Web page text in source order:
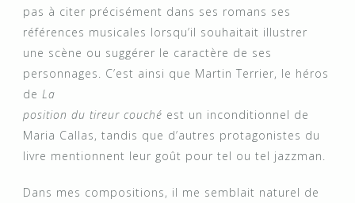
pas à citer précisément dans ses romans ses
références musicales lorsqu’il souhaitait illustrer
une scène ou suggérer le caractère de ses
personnages. C’est ainsi que Martin Terrier, le héros
de La
position du tireur couché est un inconditionnel de
Maria Callas, tandis que d’autres protagonistes du
livre mentionnent leur goût pour tel ou tel jazzman.
Dans mes compositions, il me semblait naturel de